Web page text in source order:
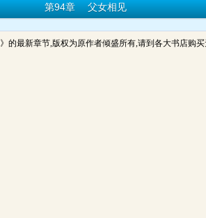
第94章 父女相见
》的最新章节,版权为原作者倾盛所有,请到各大书店购买